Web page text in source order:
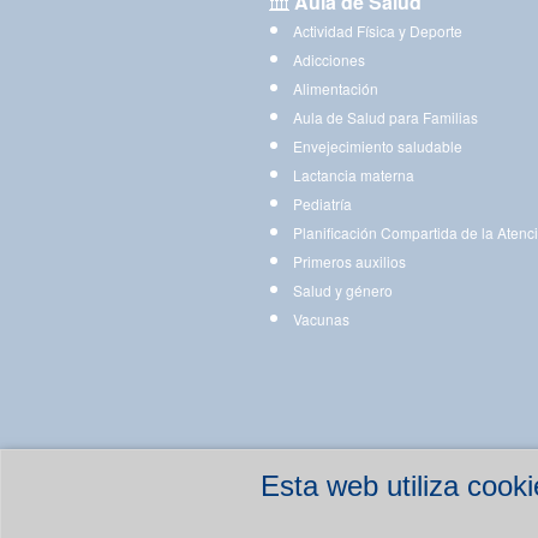
Esta web utiliza
Actividad Física y Deporte
Adicciones
Alimentación
Aula de Salud para Familias
Envejecimiento saludable
Lactancia materna
Pediatría
Planificación Compartida de la
Primeros auxilios
Salud y género
Vacunas